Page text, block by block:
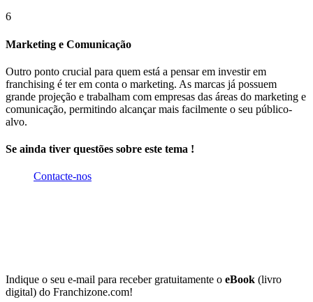
6
Marketing e Comunicação
Outro ponto crucial para quem está a pensar em investir em
franchising é ter em conta o marketing. As marcas já possuem
grande projeção e trabalham com empresas das áreas do marketing e
comunicação, permitindo alcançar mais facilmente o seu público-
alvo.
Se ainda tiver questões sobre este tema !
Contacte-nos
Indique o seu e-mail para receber gratuitamente o eBook (livro
digital) do Franchizone.com!